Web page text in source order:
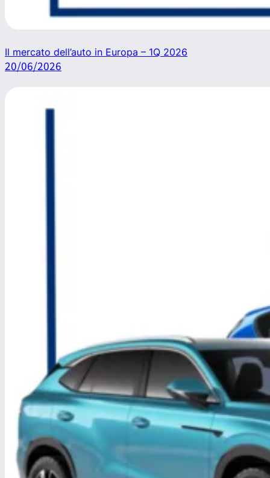
Il mercato dell’auto in Europa – 1Q 2026
20/06/2026